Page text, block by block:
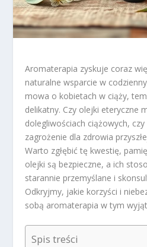
Aromaterapia zyskuje coraz
naturalne wsparcie w
mowa o kobietach w ciąży,
delikatny. Czy olejki eteryczne
dolegliwościach ciążowych,
zagrożenie dla zdrowia
Warto zgłębić tę kwestię,
olejki są bezpieczne, a ich
starannie przemyślane i
Odkryjmy, jakie korzyści i
sobą aromaterapia w tym
Spis treści